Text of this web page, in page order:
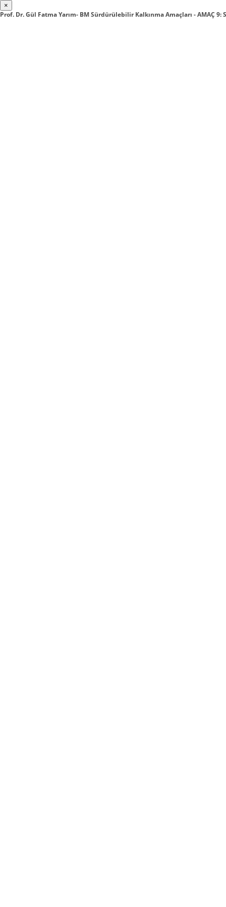
×
Prof. Dr. Gül Fatma Yarım- BM Sürdürülebilir Kalkınma Amaçları - AMAÇ 9: